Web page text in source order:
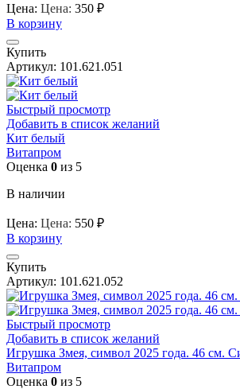
Цена: Цена: 350 ₽
В корзину
Купить
Артикул: 101.621.051
Быстрый просмотр
Добавить в список желаний
Кит белый
Витапром
Оценка 0 из 5
В наличии
Цена: Цена: 550 ₽
В корзину
Купить
Артикул: 101.621.052
Быстрый просмотр
Добавить в список желаний
Игрушка Змея, символ 2025 года. 46 см.
Витапром
Оценка 0 из 5